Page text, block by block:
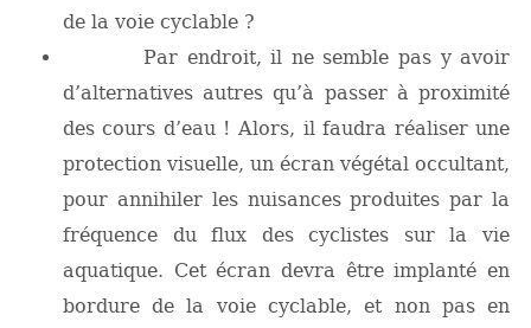
de la voie cyclable ?
Par endroit, il ne semble pas y avoir
d’alternatives autres qu’à passer à proximité
des cours d’eau ! Alors, il faudra réaliser une
protection visuelle, un écran végétal occultant,
pour annihiler les nuisances produites par la
fréquence du flux des cyclistes sur la vie
aquatique. Cet écran devra être implanté en
bordure de la voie cyclable, et non pas en